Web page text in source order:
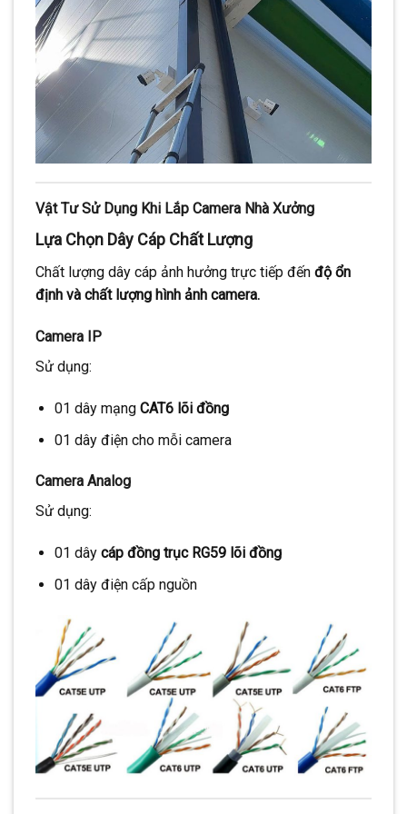
Vật Tư Sử Dụng Khi Lắp Camera Nhà Xưởng
Lựa Chọn Dây Cáp Chất Lượng
Chất lượng dây cáp ảnh hưởng trực tiếp đến độ ổn
định và chất lượng hình ảnh camera.
Camera IP
Sử dụng:
01 dây mạng CAT6 lõi đồng
01 dây điện cho mỗi camera
Camera Analog
Sử dụng:
01 dây cáp đồng trục RG59 lõi đồng
01 dây điện cấp nguồn